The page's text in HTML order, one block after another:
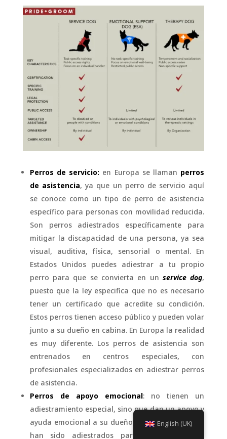
Perros de servicio: en Europa se llaman perros
de asistencia, ya que un perro de servicio aquí
se conoce como un tipo de perro de asistencia
específico para personas con movilidad reducida.
Son perros adiestrados específicamente para
mitigar la discapacidad de una persona, ya sea
visual, auditiva, física, sensorial o mental. En
Estados Unidos puedes adiestrar a tu propio
perro para que se convierta en un service dog,
puesto que la ley especifica que no es necesario
tener un certificado que acredite su condición.
Estos perros tienen acceso público y pueden volar
junto a su dueño en cabina. En Europa la realidad
es muy diferente. Los perros de asistencia son
entrenados en centros especiales, con
profesionales especializados en adiestrar perros
de asistencia.
Perros de apoyo emocional: no tienen un
adiestramiento especial, sino que dan un apoyo y
ayuda emocional a su dueño, compañía, pero no
han sido adiestrados para comportarse en
English (UK)